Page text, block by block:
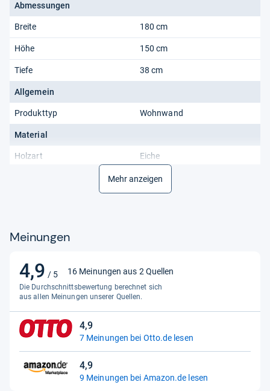
Abmessungen
Breite 180 cm
Höhe 150 cm
Tiefe 38 cm
Allgemein
Produkttyp Wohnwand
Material
Holzart Eiche
Mehr anzeigen
Meinungen
4,9 / 5
4,9
von
5
Sternen
16 Meinungen aus 2 Quellen
Die Durchschnittsbewertung berechnet sich
aus allen Meinungen unserer Quellen.
4,9
4,9
von
Sternen
7 Meinungen bei Otto.de lesen
4,9
4,9
von
9 Meinungen bei Amazon.de lesen